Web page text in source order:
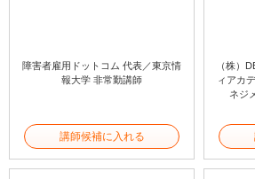
障害者雇用ドットコム 代表／東京情
報大学 非常勤講師
講師候補に入れる
（株）
ィアカ
ネジ